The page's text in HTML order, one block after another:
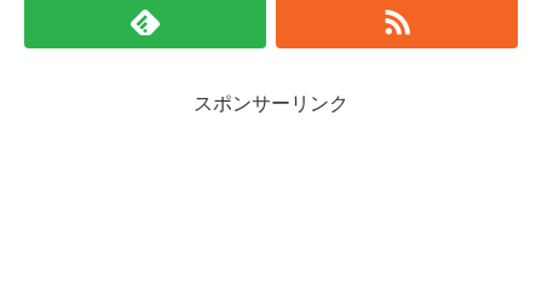
スポンサーリンク